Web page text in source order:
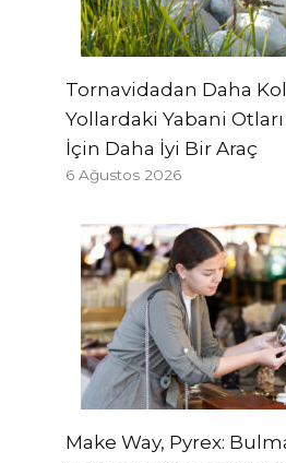
Tornavidadan Daha
Yollardaki Yabani
İçin Daha İyi Bir Araç
6 Ağustos 2026
Make Way, Pyrex: